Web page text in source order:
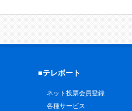
■テレボート
ネット投票会員登録
各種サービス